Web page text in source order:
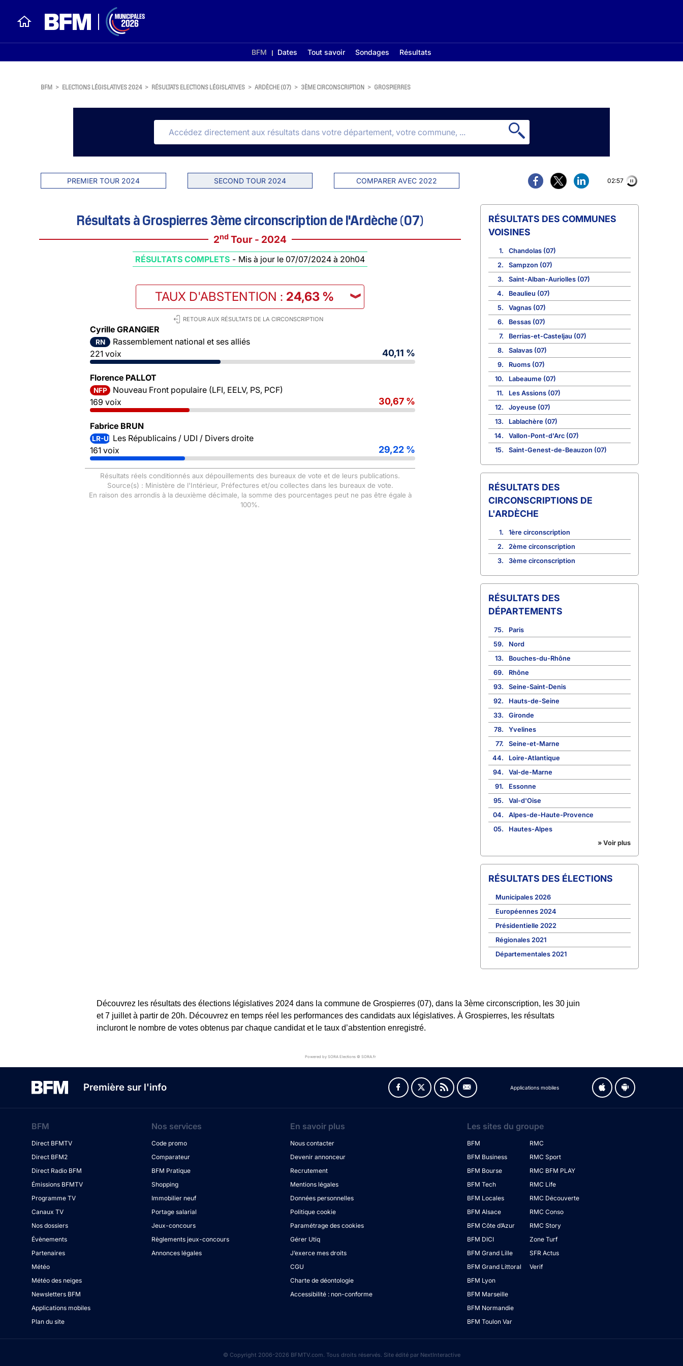
BFM Dates Tout savoir Sondages Résultats
BFM > ELECTIONS LÉGISLATIVES 2024 > RÉSULTATS ELECTIONS LÉGISLATIVES > ARDÈCHE (07) > 3ÈME CIRCONSCRIPTION > GROSPIERRES
PREMIER TOUR 2024 SECOND TOUR 2024 COMPARER AVEC 2022 02:56
Résultats à Grospierres 3ème circonscription de l'Ardèche (07)
2nd Tour - 2024
RÉSULTATS COMPLETS - Mis à jour le 07/07/2024 à 20h04
TAUX D'ABSTENTION : 24,63 % ︾
RETOUR AUX RÉSULTATS DE LA CIRCONSCRIPTION
Cyrille GRANGIER
RN
Rassemblement national et ses alliés
221 voix
40,11 %
Florence PALLOT
NFP
Nouveau Front populaire (LFI, EELV, PS, PCF)
169 voix
30,67 %
Fabrice BRUN
LR-UDI-DVDLes Républicains / UDI / Divers droite
161 voix
29,22 %
Résultats réels conditionnés aux dépouillements des bureaux de vote et de leurs publications.
Source(s) : Ministère de l'Intérieur, Préfectures et/ou collectes dans les bureaux de vote.
En raison des arrondis à la deuxième décimale, la somme des pourcentages peut ne pas être égale à
100%.
COMMUNES
VOISINES
1.
Chandolas (07)
2.
Sampzon (07)
3.
Saint-Alban-Auriolles (07)
4.
Beaulieu (07)
5.
Vagnas (07)
6.
Bessas (07)
7.
Berrias-et-Casteljau (07)
8.
Salavas (07)
9.
Ruoms (07)
10.
Labeaume (07)
11.
Les Assions (07)
12.
Joyeuse (07)
13.
Lablachère (07)
14.
Vallon-Pont-d'Arc (07)
15.
Saint-Genest-de-Beauzon (07)
CIRCONSCRIPTIONS DE
L'ARDÈCHE
1.
1ère circonscription
2.
2ème circonscription
3.
3ème circonscription
RÉSULTATS DES
DÉPARTEMENTS
75.
Paris
59.
Nord
13.
Bouches-du-Rhône
69.
Rhône
93.
Seine-Saint-Denis
92.
Hauts-de-Seine
33.
Gironde
78.
Yvelines
77.
Seine-et-Marne
44.
Loire-Atlantique
94.
Val-de-Marne
91.
Essonne
95.
Val-d'Oise
04.
Alpes-de-Haute-Provence
05.
Hautes-Alpes
» Voir plus
RÉSULTATS DES ÉLECTIONS
Municipales 2026
Européennes 2024
Présidentielle 2022
Régionales 2021
Départementales 2021
Découvrez les résultats des élections législatives 2024 dans la commune de Grospierres (07), dans la 3ème circonscription, les 30 juin
et 7 juillet à partir de 20h. Découvrez en temps réel les performances des candidats aux législatives. À Grospierres, les résultats
incluront le nombre de votes obtenus par chaque candidat et le taux d’abstention enregistré.
Powered by SORA Elections © SORA.fr
Première sur l'info Applications mobiles
BFM
Direct BFMTV
Direct BFM2
Direct Radio BFM
Émissions BFMTV
Programme TV
Canaux TV
Nos dossiers
Évènements
Partenaires
Météo
Météo des neiges
Newsletters BFM
Applications mobiles
Plan du site
Nos services
Code promo
Comparateur
BFM Pratique
Shopping
Immobilier neuf
Portage salarial
Jeux-concours
Règlements jeux-concours
Annonces légales
En savoir plus
Nous contacter
Devenir annonceur
Recrutement
Mentions légales
Données personnelles
Politique cookie
Paramétrage des cookies
Gérer Utiq
J’exerce mes droits
CGU
Charte de déontologie
Accessibilité : non-conforme
Les sites du groupe
BFM
BFM Business
BFM Bourse
BFM Tech
BFM Locales
BFM Alsace
BFM Côte d’Azur
BFM DICI
BFM Grand Lille
BFM Grand Littoral
BFM Lyon
BFM Marseille
BFM Normandie
BFM Toulon Var
RMC
RMC Sport
RMC BFM PLAY
RMC Life
RMC Découverte
RMC Conso
RMC Story
Zone Turf
SFR Actus
Verif
© Copyright 2006-2026 BFMTV.com. Tous droits réservés. Site édité par NextInteractive